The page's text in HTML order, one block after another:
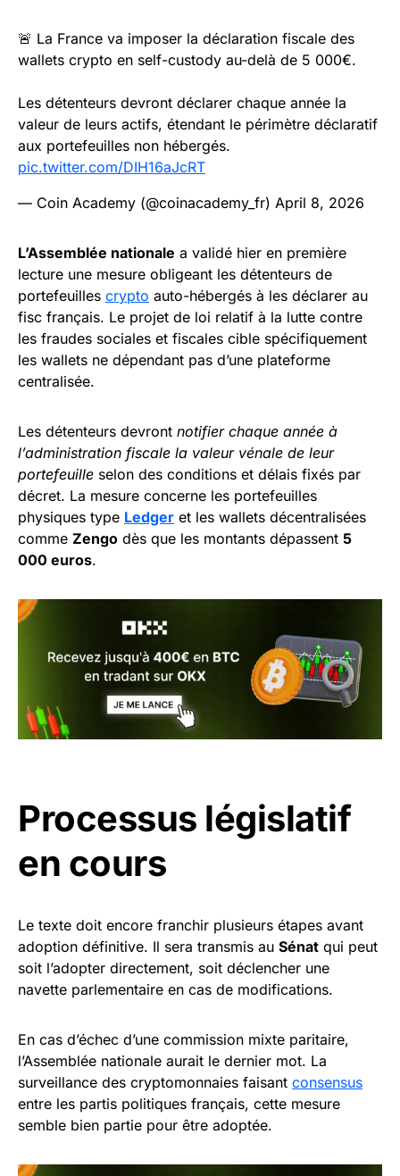
🚨 La France va imposer la déclaration fiscale des
wallets crypto en self-custody au-delà de 5 000€.
Les détenteurs devront déclarer chaque année la
valeur de leurs actifs, étendant le périmètre déclaratif
aux portefeuilles non hébergés.
pic.twitter.com/DIH16aJcRT
— Coin Academy (@coinacademy_fr) April 8, 2026
L’Assemblée nationale a validé hier en première
lecture une mesure obligeant les détenteurs de
portefeuilles crypto auto-hébergés à les déclarer au
fisc français. Le projet de loi relatif à la lutte contre
les fraudes sociales et fiscales cible spécifiquement
les wallets ne dépendant pas d’une plateforme
centralisée.
Les détenteurs devront notifier chaque année à
l’administration fiscale la valeur vénale de leur
portefeuille selon des conditions et délais fixés par
décret. La mesure concerne les portefeuilles
physiques type Ledger et les wallets décentralisées
comme Zengo dès que les montants dépassent 5
000 euros.
Processus législatif
en cours
Le texte doit encore franchir plusieurs étapes avant
adoption définitive. Il sera transmis au Sénat qui peut
soit l’adopter directement, soit déclencher une
navette parlementaire en cas de modifications.
En cas d’échec d’une commission mixte paritaire,
l’Assemblée nationale aurait le dernier mot. La
surveillance des cryptomonnaies faisant consensus
entre les partis politiques français, cette mesure
semble bien partie pour être adoptée.